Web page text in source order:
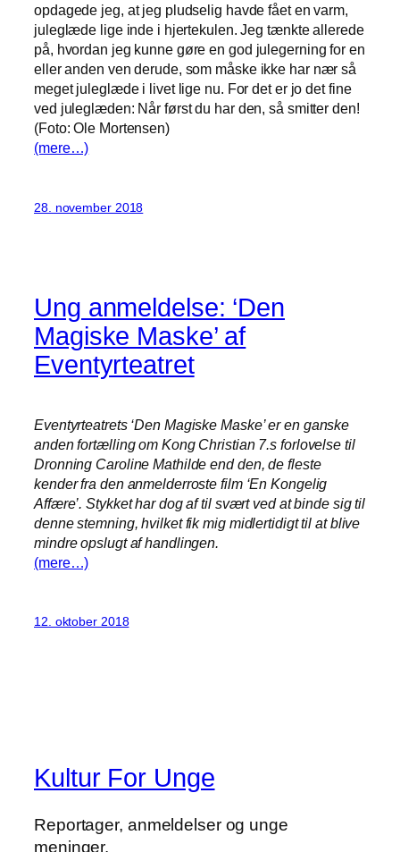
opdagede jeg, at jeg pludselig havde fået en varm,
juleglæde lige inde i hjertekulen. Jeg tænkte allerede
på, hvordan jeg kunne gøre en god julegerning for en
eller anden ven derude, som måske ikke har nær så
meget juleglæde i livet lige nu. For det er jo det fine
ved juleglæden: Når først du har den, så smitter den!
(Foto: Ole Mortensen)
(mere…)
28. november 2018
Ung anmeldelse: ‘Den
Magiske Maske’ af
Eventyrteatret
Eventyrteatrets ‘Den Magiske Maske’ er en ganske
anden fortælling om Kong Christian 7.s forlovelse til
Dronning Caroline Mathilde end den, de fleste
kender fra den anmelderroste film ‘En Kongelig
Affære’. Stykket har dog af til svært ved at binde sig til
denne stemning, hvilket fik mig midlertidigt til at blive
mindre opslugt af handlingen.
(mere…)
12. oktober 2018
Kultur For Unge
Reportager, anmeldelser og unge
meninger.